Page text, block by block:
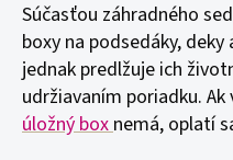
Súčasťou záhradného
boxy na podsedáky,
jednak predlžuje ich
udržiavaním poriadku.
úložný box nemá, oplatí